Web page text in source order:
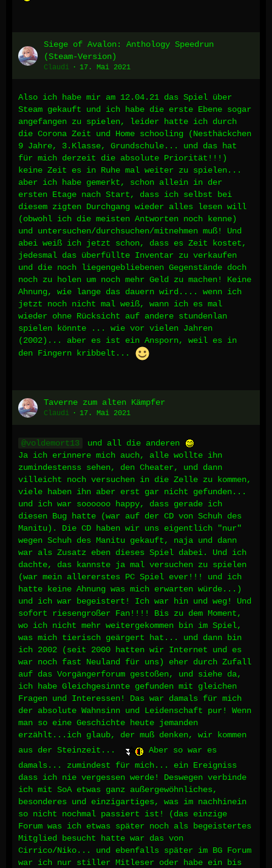
Siege of Avalon: Anthology Speedrun
(Steam-Version)
Claudi 17. Mai 2021
Also ich habe mir am 12.04.21 das Spiel über
Steam gekauft und ich habe die erste Ebene sogar
angefangen zu spielen, leider hatte ich durch
die Corona Zeit und Home schooling (Nesthäckchen
9 Jahre, 3.Klasse, Grundschule... und das hat
für mich derzeit die absolute Priorität!!!)
keine Zeit es in Ruhe mal weiter zu spielen...
aber ich habe gemerkt, schon allein in der
ersten Etage nach Start, dass ich selbst bei
diesem zigten Durchgang wieder alles lesen will
(obwohl ich die meisten Antworten noch kenne)
und untersuchen/durchsuchen/mitnehmen muß! Und
abei weiß ich jetzt schon, dass es Zeit kostet,
jedesmal das überfüllte Inventar zu verkaufen
und die noch liegengebliebenen Gegenstände doch
noch zu holen um noch mehr Geld zu machen! Keine
Ahnung, wie lange das dauern wird.... wenn ich
jetzt noch nicht mal weiß, wann ich es mal
wieder ohne Rücksicht auf andere stundenlan
spielen könnte ... wie vor vielen Jahren
(2002)... aber es ist ein Ansporn, weil es in
den Fingern kribbelt...
Taverne zum alten Kämpfer
Claudi 17. Mai 2021
voldemort13
und all die anderen
Ja ich erinnere mich auch, alle wollte ihn
zumindestenss sehen, den Cheater, und dann
villeicht noch versuchen in die Zelle zu kommen,
viele haben ihn aber erst gar nicht gefunden...
und ich war soooooo happy, dass gerade ich
diesen Bug hatte (war auf der CD von Schuh des
Manitu). Die CD haben wir uns eigentlich "nur"
wegen Schuh des Manitu gekauft, naja und dann
war als Zusatz eben dieses Spiel dabei. Und ich
dachte, das kannste ja mal versuchen zu spielen
(war mein allererstes PC Spiel ever!!! und ich
hatte keine Ahnung was mich erwarten würde...)
und ich war begeistert! Ich war hin und weg! Und
sofort riesengroßer Fan!!!! Bis zu dem Moment,
wo ich nicht mehr weitergekommen bin im Spiel,
was mich tierisch geärgert hat... und dann bin
ich 2002 (seit 2000 hatten wir Internet und es
war noch fast Neuland für uns) eher durch Zufall
auf das Vorgängerforum gestoßen, und siehe da,
ich habe Gleichgesinnte gefunden mit gleichen
Fragen und Interessen! Das war damals für mich
der absolute Wahnsinn und Leidenschaft pur! Wenn
man so eine Geschichte heute jemanden
erzählt...ich glaub, der muß denken, wir kommen
aus der Steinzeit...
Aber so war es
damals... zumindest für mich... ein Ereigniss
dass ich nie vergessen werde! Deswegen verbinde
ich mit SoA etwas ganz außergewöhnliches,
besonderes und einzigartiges, was im nachhinein
so nicht nochmal passiert ist! (das einzige
Forum was ich etwas später noch als begeistertes
Mitglied besucht hatte war das von
Cirrico/Niko... und ebenfalls später im BG Forum
war ich nur stiller Mitleser oder habe ein bis